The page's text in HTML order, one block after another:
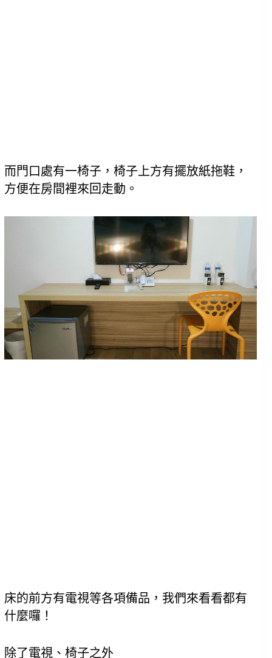
而門口處有一椅子，椅子上方有擺放紙拖鞋，
方便在房間裡來回走動。
床的前方有電視等各項備品，我們來看看都有
什麼囉！
除了電視、椅子之外